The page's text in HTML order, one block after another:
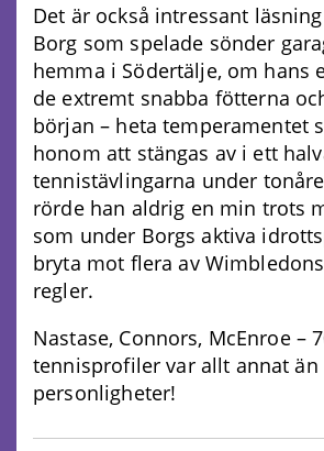
Det är också intressant
Borg som spelade sönder
hemma i Södertälje, om hans
de extremt snabba fötterna
början – heta temperamentet
honom att stängas av i ett
tennistävlingarna under
rörde han aldrig en min trots
som under Borgs aktiva
bryta mot flera av
regler.
Nastase, Connors, McEnroe –
tennisprofiler var allt annat än
personligheter!